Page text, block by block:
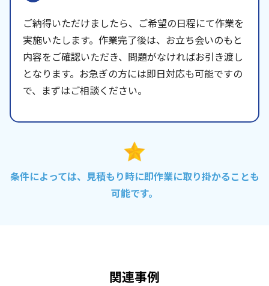
ご納得いただけましたら、ご希望の日程にて作業を
実施いたします。作業完了後は、お立ち会いのもと
内容をご確認いただき、問題がなければお引き渡し
となります。お急ぎの方には即日対応も可能ですの
で、まずはご相談ください。
条件によっては、見積もり時に即作業に取り掛かることも
可能です。
関連事例